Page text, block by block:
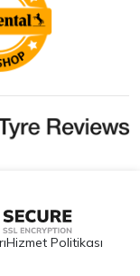
Hizmet Politikası